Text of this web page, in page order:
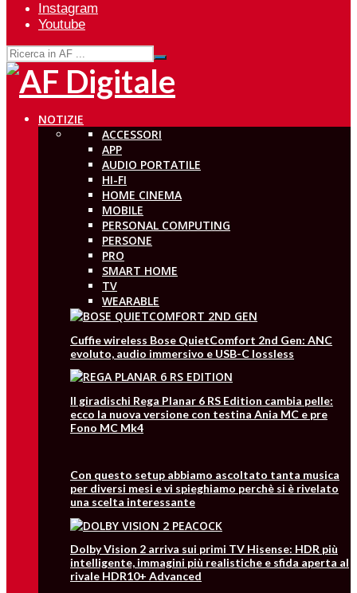
Instagram
Youtube
NOTIZIE
ACCESSORI
APP
AUDIO PORTATILE
HI-FI
HOME CINEMA
MOBILE
PERSONAL COMPUTING
PERSONE
PRO
SMART HOME
TV
WEARABLE
Cuffie wireless Bose QuietComfort 2nd Gen: ANC
evoluto, audio immersivo e USB-C lossless
Il giradischi Rega Planar 6 RS Edition cambia pelle:
ecco la nuova versione con testina Ania MC e pre
Fono MC Mk4
Con questo setup abbiamo ascoltato tanta musica
per diversi mesi e vi spieghiamo perchè si è rivelato
una scelta interessante
Dolby Vision 2 arriva sui primi TV Hisense: HDR più
intelligente, immagini più realistiche e sfida aperta al
rivale HDR10+ Advanced